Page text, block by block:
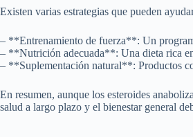
Existen varias estrategias que pueden
– **Entrenamiento de fuerza**: Un
– **Nutrición adecuada**: Una dieta rica
– **Suplementación natural**: Productos
En resumen, aunque los esteroides
salud a largo plazo y el bienestar general